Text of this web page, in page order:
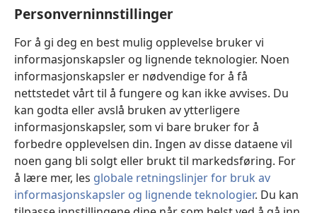
Personverninnstillinger
For å gi deg en best mulig opplevelse bruker vi
informasjonskapsler og lignende teknologier. Noen
informasjonskapsler er nødvendige for å få
nettstedet vårt til å fungere og kan ikke avvises. Du
kan godta eller avslå bruken av ytterligere
informasjonskapsler, som vi bare bruker for å
forbedre opplevelsen din. Ingen av disse dataene vil
noen gang bli solgt eller brukt til markedsføring. For
å lære mer, les globale retningslinjer for bruk av
informasjonskapsler og lignende teknologier. Du kan
Bidrag
(åpner
nytt
vindu)Watchtower ONLINE LIBRARY™
(åpner
nytt
vindu) JW Hub ®
(åpner
nytt
vindu)JW Library ®
Watchtower Library